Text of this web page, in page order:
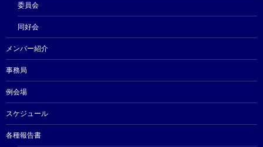
委員会
同好会
メンバー紹介
事務局
例会場
スケジュール
各種報告書